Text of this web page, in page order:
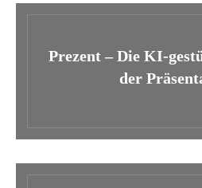
Prezent – Die KI-
der